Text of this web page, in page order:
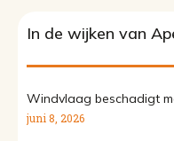
In de wijken van
Windvlaag beschadigt
juni 8, 2026